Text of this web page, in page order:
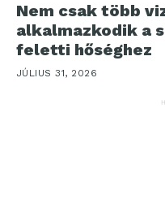
Nem csak több
alkalmazkodik a
feletti hőséghez
JÚLIUS 31, 2026